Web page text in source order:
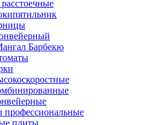
Барбекю
профессиональные
плиты